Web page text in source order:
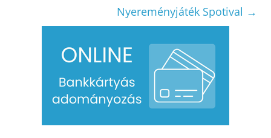
Nyereményjáték Spotival →